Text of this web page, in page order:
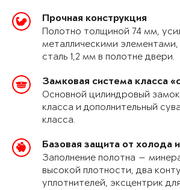
Прочная конструкция
Полотно толщиной 74 мм,
металлическими
сталь 1,2 мм в полотне двери.
Замковая система класса
Основной цилиндровый
класса и дополнительный
класса.
Базовая защита от холода
Заполнение полотна —
высокой плотности, два
уплотнителей, эксцентрик